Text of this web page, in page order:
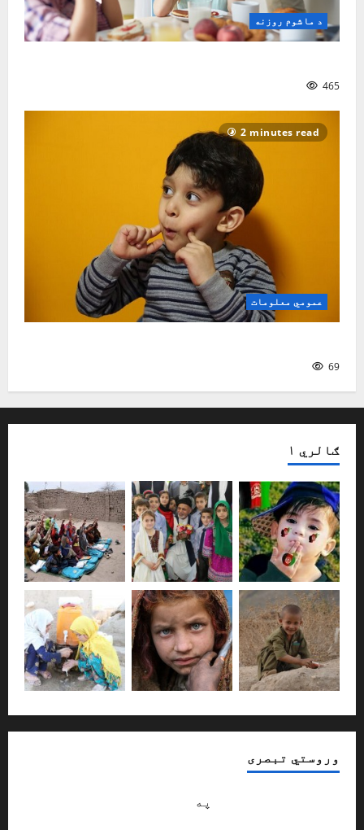
د ماشوم روزنه
465
2 minutes read
عمومي معلومات
69
ګالري ۱
وروستي تبصری
په